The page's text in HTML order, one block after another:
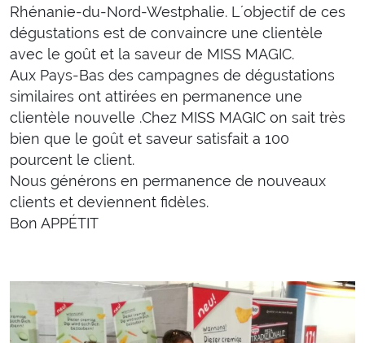
Rhénanie-du-Nord-Westphalie. L´objectif de ces
dégustations est de convaincre une clientèle
avec le goût et la saveur de MISS MAGIC.
Aux Pays-Bas des campagnes de dégustations
similaires ont attirées en permanence une
clientèle nouvelle .Chez MISS MAGIC on sait très
bien que le goût et saveur satisfait a 100
pourcent le client.
Nous générons en permanence de nouveaux
clients et deviennent fidèles.
Bon APPÉTIT